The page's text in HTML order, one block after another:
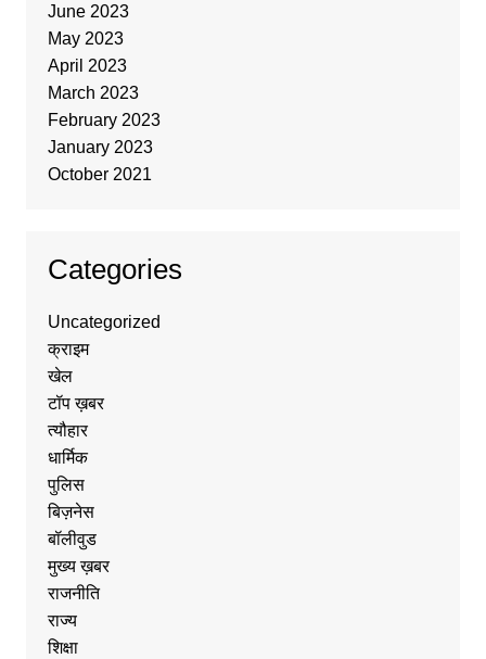
June 2023
May 2023
April 2023
March 2023
February 2023
January 2023
October 2021
Categories
Uncategorized
क्राइम
खेल
टॉप ख़बर
त्यौहार
धार्मिक
पुलिस
बिज़नेस
बॉलीवुड
मुख्य ख़बर
राजनीति
राज्य
शिक्षा